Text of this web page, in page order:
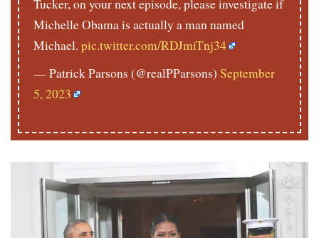
Tucker, on your next episode, please investigate if
Michelle Obama is actually a man named
Michael. pic.twitter.com/RDJmiTnj34
— Patrick Parsons (@realPParsons) September
5, 2023